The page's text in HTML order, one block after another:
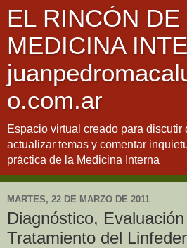
EL RINCÓN DE
MEDICINA
o.com.ar
Espacio virtual creado para discutir
actualizar temas y comentar
práctica de la Medicina Interna
MARTES, 22 DE MARZO DE 2011
Diagnóstico,
Tratamiento del